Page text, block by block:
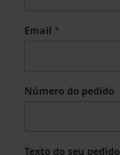
Email
Número do pedido
Texto do seu pedido